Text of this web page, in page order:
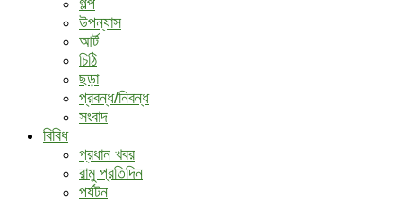
উপন্যাস
আর্ট
চিঠি
ছড়া
প্রবন্ধ/নিবন্ধ
সংবাদ
বিবিধ
প্রধান খবর
রামু প্রতিদিন
পর্যটন